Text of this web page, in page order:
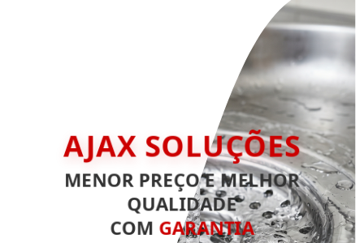
AJAX SOLUÇÕES
MENOR PREÇO E MELHOR
QUALIDADE
COM GARANTIA